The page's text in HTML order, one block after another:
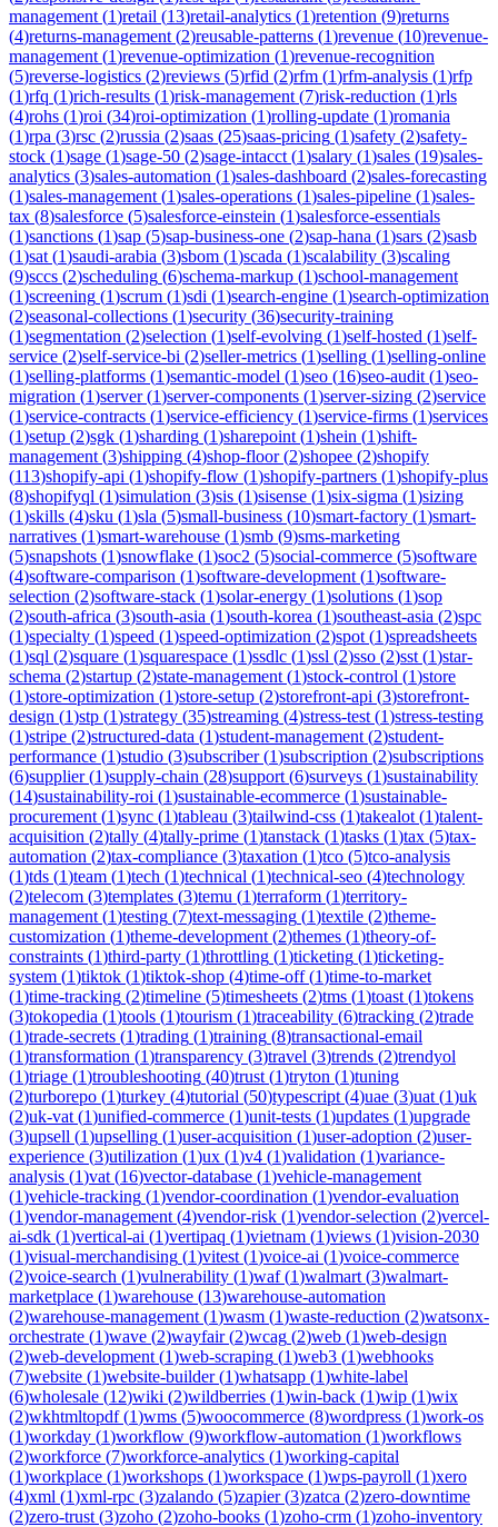
management (1)retail (13)retail-analytics (1)retention (9)returns
(4)returns-management (2)reusable-patterns (1)revenue (10)revenue-
management (1)revenue-optimization (1)revenue-recognition
(5)reverse-logistics (2)reviews (5)rfid (2)rfm (1)rfm-analysis (1)rfp
(1)rfq (1)rich-results (1)risk-management (7)risk-reduction (1)rls
(4)rohs (1)roi (34)roi-optimization (1)rolling-update (1)romania
(1)rpa (3)rsc (2)russia (2)saas (25)saas-pricing (1)safety (2)safety-
stock (1)sage (1)sage-50 (2)sage-intacct (1)salary (1)sales (19)sales-
analytics (3)sales-automation (1)sales-dashboard (2)sales-forecasting
(1)sales-management (1)sales-operations (1)sales-pipeline (1)sales-
tax (8)salesforce (5)salesforce-einstein (1)salesforce-essentials
(1)sanctions (1)sap (5)sap-business-one (2)sap-hana (1)sars (2)sasb
(1)sat (1)saudi-arabia (3)sbom (1)scada (1)scalability (3)scaling
(9)sccs (2)scheduling (6)schema-markup (1)school-management
(1)screening (1)scrum (1)sdi (1)search-engine (1)search-optimization
(2)seasonal-collections (1)security (36)security-training
(1)segmentation (2)selection (1)self-evolving (1)self-hosted (1)self-
service (2)self-service-bi (2)seller-metrics (1)selling (1)selling-online
(1)selling-platforms (1)semantic-model (1)seo (16)seo-audit (1)seo-
migration (1)server(1)server-components (1)server-sizing (2)service
(1)service-contracts (1)service-efficiency (1)service-firms (1)services
(1)setup (2)sgk (1)sharding (1)sharepoint (1)shein (1)shift-
management (3)shipping (4)shop-floor(2)shopee (2)shopify
(113)shopify-api (1)shopify-flow (1)shopify-partners (1)shopify-plus
(8)shopifyql (1)simulation (3)sis (1)sisense (1)six-sigma (1)sizing
(1)skills (4)sku (1)sla (5)small-business (10)smart-factory (1)smart-
narratives (1)smart-warehouse (1)smb (9)sms-marketing
(5)snapshots (1)snowflake (1)soc2 (5)social-commerce (5)software
(4)software-comparison (1)software-development (1)software-
selection (2)software-stack (1)solar-energy (1)solutions (1)sop
(2)south-africa (3)south-asia (1)south-korea (1)southeast-asia (2)spc
(1)specialty (1)speed (1)speed-optimization (2)spot (1)spreadsheets
(1)sql (2)square (1)squarespace (1)ssdlc (1)ssl (2)sso (2)sst (1)star-
schema (2)startup (2)state-management (1)stock-control (1)store
(1)store-optimization (1)store-setup (2)storefront-api (3)storefront-
design (1)stp (1)strategy (35)streaming (4)stress-test (1)stress-testing
(1)stripe (2)structured-data (1)student-management (2)student-
performance (1)studio (3)subscriber(1)subscription (2)subscriptions
(6)supplier(1)supply-chain (28)support (6)surveys (1)sustainability
(14)sustainability-roi (1)sustainable-ecommerce (1)sustainable-
procurement (1)sync (1)tableau (3)tailwind-css (1)takealot (1)talent-
acquisition (2)tally (4)tally-prime (1)tanstack (1)tasks (1)tax (5)tax-
automation (2)tax-compliance (3)taxation (1)tco (5)tco-analysis
(1)tds (1)team (1)tech (1)technical (1)technical-seo (4)technology
(2)telecom (3)templates (3)temu (1)terraform (1)territory-
management (1)testing (7)text-messaging (1)textile (2)theme-
customization (1)theme-development (2)themes (1)theory-of-
constraints (1)third-party (1)throttling (1)ticketing (1)ticketing-
system (1)tiktok (1)tiktok-shop (4)time-off(1)time-to-market
(1)time-tracking (2)timeline (5)timesheets (2)tms (1)toast (1)tokens
(3)tokopedia (1)tools (1)tourism (1)traceability (6)tracking (2)trade
(1)trade-secrets (1)trading (1)training (8)transactional-email
(1)transformation (1)transparency (3)travel (3)trends (2)trendyol
(1)triage (1)troubleshooting (40)trust (1)tryton (1)tuning
(2)turborepo (1)turkey (4)tutorial (50)typescript (4)uae (3)uat (1)uk
(2)uk-vat (1)unified-commerce (1)unit-tests (1)updates (1)upgrade
(3)upsell (1)upselling (1)user-acquisition (1)user-adoption (2)user-
experience (3)utilization (1)ux (1)v4 (1)validation (1)variance-
analysis (1)vat (16)vector-database (1)vehicle-management
(1)vehicle-tracking (1)vendor-coordination (1)vendor-evaluation
(1)vendor-management (4)vendor-risk (1)vendor-selection (2)vercel-
ai-sdk (1)vertical-ai (1)vertipaq (1)vietnam (1)views (1)vision-2030
(1)visual-merchandising (1)vitest (1)voice-ai (1)voice-commerce
(2)voice-search (1)vulnerability (1)waf(1)walmart (3)walmart-
marketplace (1)warehouse (13)warehouse-automation
(2)warehouse-management (1)wasm (1)waste-reduction (2)watsonx-
orchestrate (1)wave (2)wayfair(2)wcag (2)web (1)web-design
(2)web-development (1)web-scraping (1)web3 (1)webhooks
(7)website (1)website-builder(1)whatsapp (1)white-label
(6)wholesale (12)wiki (2)wildberries (1)win-back (1)wip (1)wix
(2)wkhtmltopdf(1)wms (5)woocommerce (8)wordpress (1)work-os
(1)workday (1)workflow (9)workflow-automation (1)workflows
(2)workforce (7)workforce-analytics (1)working-capital
(1)workplace (1)workshops (1)workspace (1)wps-payroll (1)xero
(4)xml (1)xml-rpc (3)zalando (5)zapier(3)zatca (2)zero-downtime
(2)zero-trust (3)zoho (2)zoho-books (1)zoho-crm (1)zoho-inventory